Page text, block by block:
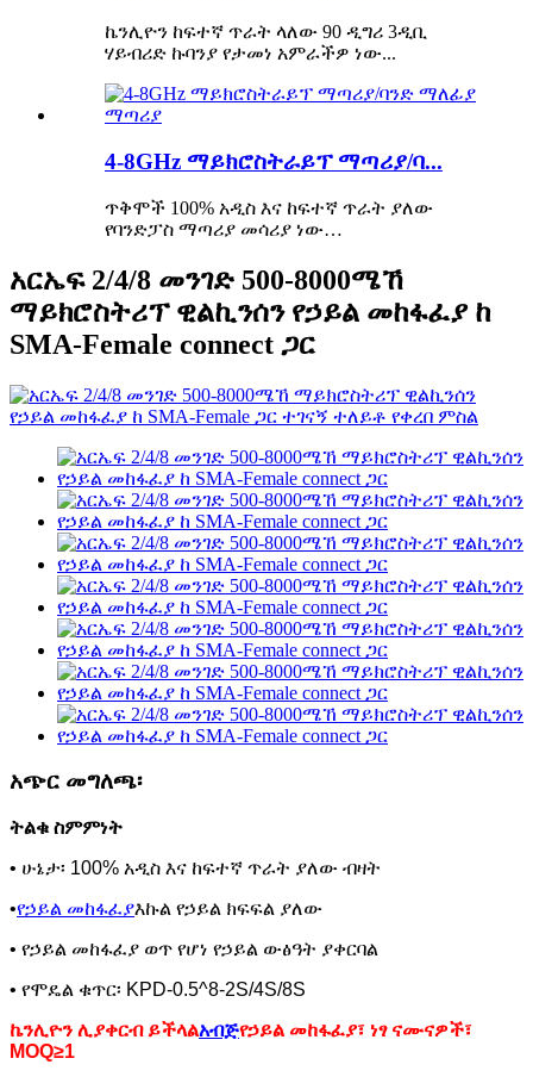
ኬንሊዮን ከፍተኛ ጥራት ላለው 90 ዲግሪ 3ዲቢ
ሃይብሪድ ኩባንያ የታመነ አምራችዎ ነው...
4-8GHz ማይክሮስትራይፕ ማጣሪያ/ባ...
ጥቅሞች 100% አዲስ እና ከፍተኛ ጥራት ያለው
የባንድፓስ ማጣሪያ መሳሪያ ነው…
አርኤፍ 2/4/8 መንገድ 500-8000ሜኸ
ማይክሮስትሪፕ ዊልኪንሰን የኃይል መከፋፈያ ከ
SMA-Female connect ጋር
አጭር መግለጫ፡
ትልቁ ስምምነት
• ሁኔታ፡ 100% አዲስ እና ከፍተኛ ጥራት ያለው ብዛት
•የኃይል መከፋፈያእኩል የኃይል ክፍፍል ያለው
• የኃይል መከፋፈያ ወጥ የሆነ የኃይል ውፅዓት ያቀርባል
• የሞዴል ቁጥር፡ KPD-0.5^8-2S/4S/8S
ኬንሊዮን ሊያቀርብ ይችላልአብጅየኃይል መከፋፈያ፣ ነፃ ናሙናዎች፣
MOQ≥1